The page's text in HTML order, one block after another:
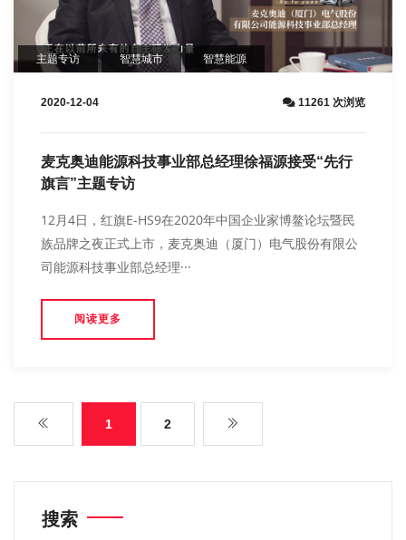
主题专访 智慧城市 ​智慧能源
2020-12-04 11261 次浏览
麦克奥迪能源科技事业部总经理徐福源接受“先行
旗言”主题专访
12月4日，红旗E-HS9在2020年中国企业家博鳌论坛暨民
族品牌之夜正式上市，麦克奥迪（厦门）电气股份有限公
司能源科技事业部总经理···
阅读更多
1 2
搜索